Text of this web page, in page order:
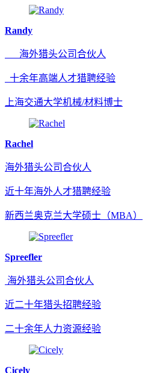
Randy
海外猎头公司合伙人
十余年高端人才猎聘经验
上海交通大学机械/材料博士
Rachel
海外猎头公司合伙人
近十年海外人才猎聘经验
新西兰奥克兰大学硕士（MBA）
Spreefler
海外猎头公司合伙人
近二十年猎头招聘经验
二十余年人力资源经验
Cicely